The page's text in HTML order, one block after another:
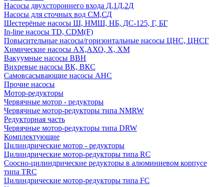
Насосы двухстороннего входа Д,1Д,2Д
Насосы для сточных вод СМ,СД
Шестерёные насосы Ш, НМШ, НБ, ДС-125, Г, БГ
In-line насосы TD, CDM(F)
Повысительные насосы/горизонтальные насосы ЦНС, ЦНСГ
Химические насосы АХ,АХО, Х, ХМ
Вакуумные насосы ВВН
Вихревые насосы ВК, ВКС
Самовсасывающие насосы АНС
Прочие насосы
Мотор-редукторы
Червячные мотор - редукторы
Червячные мотор-редукторы типа NMRW
Редукторная часть
Червячные мотор-редукторы типа DRW
Комплектующие
Цилиндрические мотор - редукторы
Цилиндрические мотор-редукторы типа RC
Соосно-цилиндрические редукторы в алюминиевом корпусе
типа TRC
Цилиндрические мотор-редукторы типа FC